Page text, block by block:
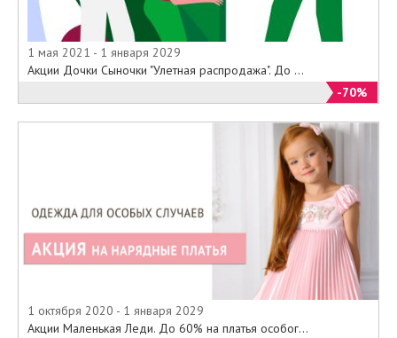
1 мая 2021 - 1 января 2029
Акции Дочки Сыночки "Улетная распродажа". До ...
-70%
1 октября 2020 - 1 января 2029
Акции Маленькая Леди. До 60% на платья особог...